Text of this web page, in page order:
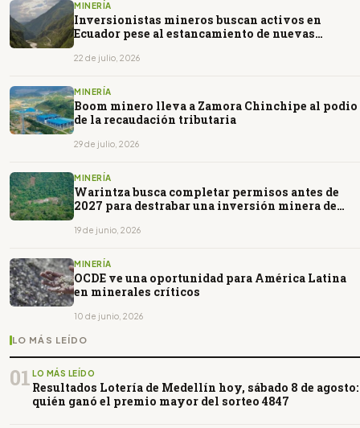
MINERÍA
Inversionistas mineros buscan activos en
Ecuador pese al estancamiento de nuevas
22 de julio, 2026
MINERÍA
Boom minero lleva a Zamora Chinchipe al podio
de la recaudación tributaria
29 de julio, 2026
MINERÍA
Warintza busca completar permisos antes de
2027 para destrabar una inversión minera de
19 de junio, 2026
MINERÍA
OCDE ve una oportunidad para América Latina
en minerales críticos
10 de junio, 2026
LO MÁS LEÍDO
01 LO MÁS LEÍDO
Resultados Lotería de Medellín hoy, sábado 8 de agosto:
quién ganó el premio mayor del sorteo 4847